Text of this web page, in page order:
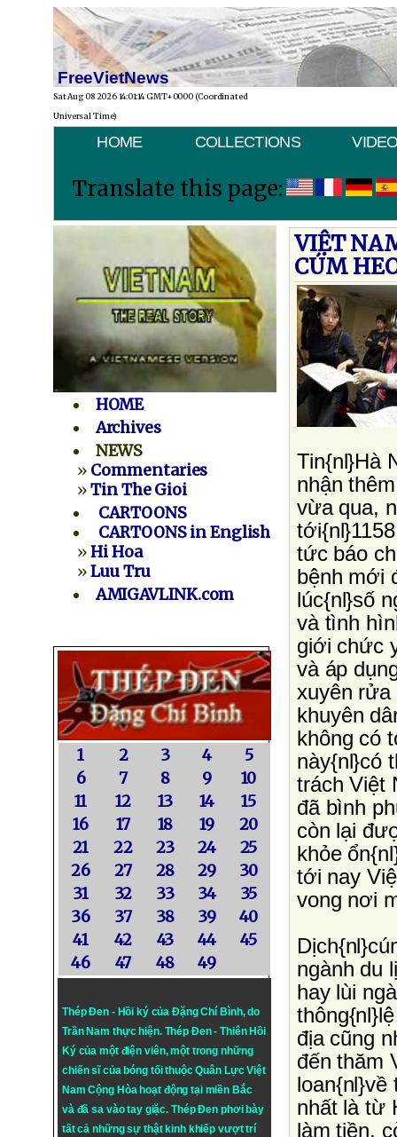
FreeVietNews
Sat Aug 08 2026 14:01:14 GMT+0000 (Coordinated
Universal Time)
HOME COLLECTIONS
Translate this page:
HOME
Archives
NEWS
» Commentaries
»Tin The Gioi
CARTOONS
CARTOONS in English
»Hi Hoa
»Luu Tru
AMIGAVLINK.com
1 2 3 4
5
6
7 8 9
10
11
12 13 14
15
16
17 18 19
20
21
22 23 24
25
26
27 28 29
30
31
32 33 34
35
36
37 38 39
40
41
42 43 44
45
46
47 48 49
Thép Đen - Hồi ký của Đặng Chí Bình, do
Trần Nam thực hiện. Thép Đen- Thiên Hồi
Ký của một điện viên, một trong những
chiến sĩ của bóng tối thuộc Quân Lực Việt
Nam Cộng Hòa hoạt động tại miền Bắc
và đã sa vào tay giặc. Thép Đen phơi bày
tất cả những sự thật kinh khiếp vượt trí
VIỆT
CÚM
Tin{nl}Hà
nhận
vừa qua,
tức báo
bệnh mới
lúc{nl}số
và tình
giới chức
và áp
xuyên rửa
khuyên
không có
này{nl}có
trách Việt
đã bình
còn lại
khỏe
tới nay
vong nơi
ngành du
hay lùi
địa cũng
đến thăm
nhất là từ
làm tiền,